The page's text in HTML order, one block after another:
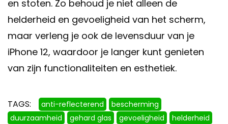
en stoten. Zo behoud je niet alleen de
helderheid en gevoeligheid van het scherm,
maar verleng je ook de levensduur van je
iPhone 12, waardoor je langer kunt genieten
van zijn functionaliteiten en esthetiek.
TAGS: anti-reflecterend
bescherming
duurzaamheid
gehard glas gevoeligheid
helderheid